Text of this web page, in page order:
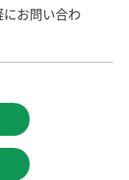
お問い合わ